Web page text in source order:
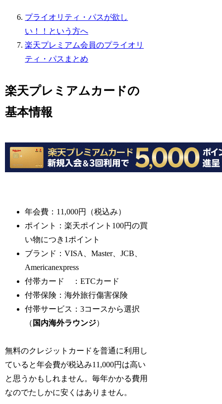
プライオリティ・パスが欲し
い！！という方へ
楽天プレミアム会員のプライオリ
ティ・パスまとめ
楽天プレミアムカードの
基本情報
年会費：11,000円（税込み）
ポイント：楽天ポイント100円の買
い物につき1ポイント
ブランド：VISA、Master、JCB、
Americanexpress
付帯カード ：ETCカード
付帯保険：海外旅行傷害保険
付帯サービス：3コースから選択
（ 国内海外ラウンジ）
無料のクレジットカードを普通に利用し
ていると年会費が税込み11,000円は高い
と思うかもしれません。毎年かかる費用
なのでたしかに安くはありません。